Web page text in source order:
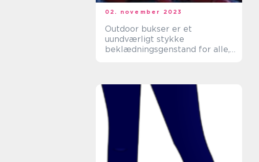
02. november 2023
Outdoor bukser er et
uundværligt stykke
beklædningsgenstand for alle,